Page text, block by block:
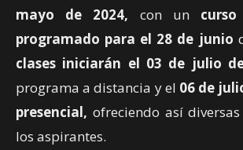
mayo de 2024, con un
programado para el 28 de junio
clases iniciarán el 03 de julio
programa a distancia y el 06 de
presencial, ofreciendo así
los aspirantes.